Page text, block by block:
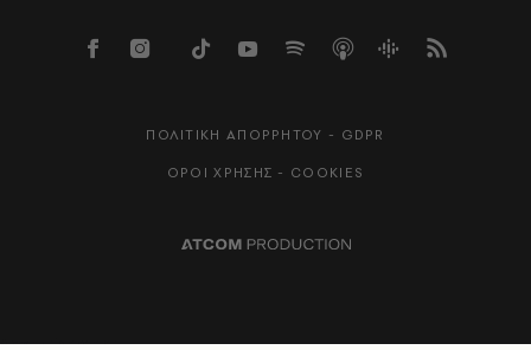
ΠΟΛΙΤΙΚΗ ΑΠΟΡΡΗΤΟΥ - GDPR
ΟΡΟΙ ΧΡΗΣΗΣ - COOKIES